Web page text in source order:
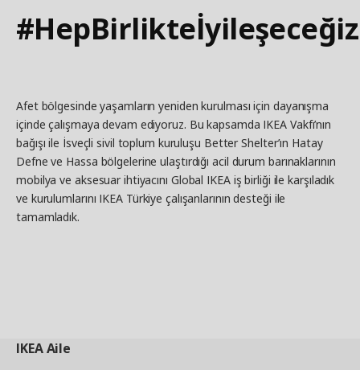
#HepBirlikteİyileşeceğiz
Afet bölgesinde yaşamların yeniden kurulması için dayanışma
içinde çalışmaya devam ediyoruz. Bu kapsamda IKEA Vakfı’nın
bağışı ile İsveçli sivil toplum kuruluşu Better Shelter’ın Hatay
Defne ve Hassa bölgelerine ulaştırdığı acil durum barınaklarının
mobilya ve aksesuar ihtiyacını Global IKEA iş birliği ile karşıladık
ve kurulumlarını IKEA Türkiye çalışanlarının desteği ile
tamamladık.
IKEAAile